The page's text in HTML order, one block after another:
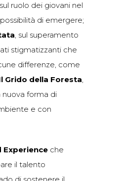
ruolo dei giovani nel
di emergere;
, sul superamento
stigmatizzanti che
differenze, come
Grido della Foresta,
nuova forma di
e con
Experience che
il talento